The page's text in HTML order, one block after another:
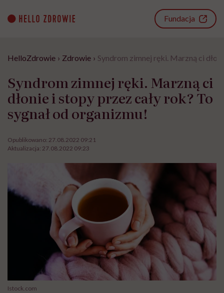
content
Fundacja
HelloZdrowie › Zdrowie › Syndrom zimnej ręki. Marzną ci
Syndrom zimnej ręki. Marzną ci
dłonie i stopy przez cały rok? To
sygnał od organizmu!
Opublikowano: 27.08.2022 09:21
Aktualizacja: 27.08.2022 09:23
Istock.com